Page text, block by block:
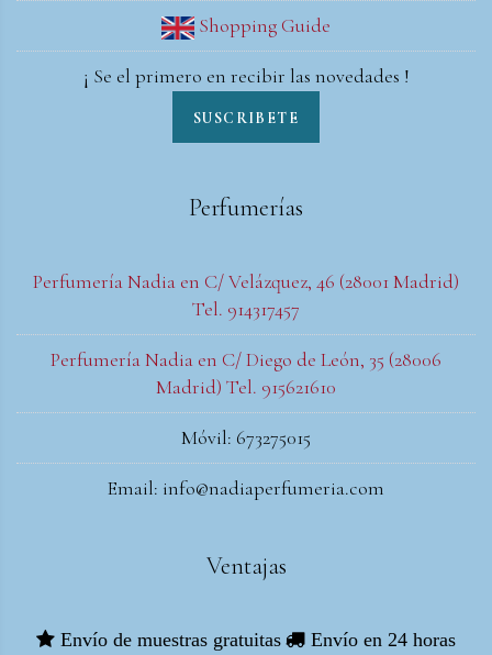
Shopping Guide
¡ Se el primero en recibir las novedades !
SUSCRIBETE
Perfumerías
Perfumería Nadia en C/ Velázquez, 46 (28001 Madrid)
Tel. 914317457
Perfumería Nadia en C/ Diego de León, 35 (28006
Madrid) Tel. 915621610
Móvil: 673275015
Email: info@nadiaperfumeria.com
Ventajas
Envío de muestras gratuitas
Envío en 24 horas